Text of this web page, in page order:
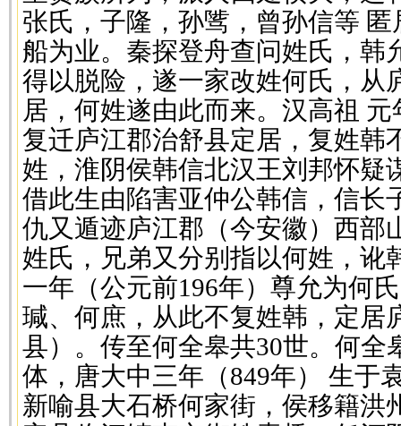
张氏，子隆，孙骘，曾孙信等
船为业。秦探登舟查问姓氏，韩
得以脱险，遂一家改姓何氏，从
居，何姓遂由此而来。汉高祖
复迁庐江郡治舒县定居，复姓韩
姓，淮阴侯韩信北汉王刘邦怀疑
借此生由陷害亚仲公韩信，信长
仇又遁迹庐江郡（今安徽）西部
姓氏，兄弟又分别指以何姓，讹
一年（公元前196年）尊允为何
瑊、何庶，从此不复姓韩，定居
县）。传至何全皋共30世。何全
体，唐大中三年（849年） 生于
新喻县大石桥何家街，侯移籍洪